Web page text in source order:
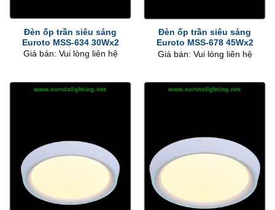
Đèn ốp trần siêu sáng
Euroto MSS-634 30Wx2
Giá bán: Vui lòng liên hệ
Đèn ốp trần siêu sáng
Euroto MSS-678 45Wx2
Giá bán: Vui lòng liên hệ